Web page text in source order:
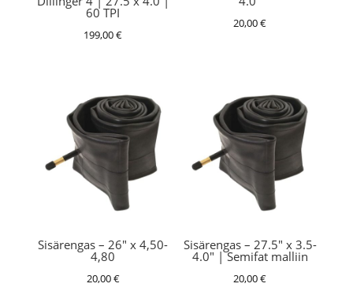
60 TPI
199,00€
20,00€
Sisärengas – 26″ x 4,50-
4,80
20,00€
Sisärengas – 27.5″ x 3.5-
4.0″ | Semifat malliin
20,00€